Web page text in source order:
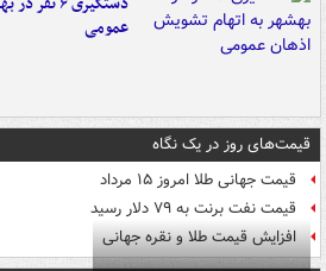
عمومی
قیمت‌های روز در یک نگاه
قیمت جهانی طلا امروز ۱۵ مرداد
قیمت نفت برنت به ۷۹ دلار رسید
افزایش قیمت طلا و نقره جهانی